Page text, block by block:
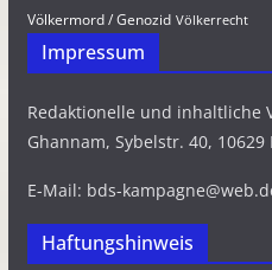
Völkermord / Genozid Völkerrecht
Impressum
Redaktionelle und inhaltliche
Ghannam, Sybelstr. 40, 10629
E-Mail: bds-
Haftungshinweis